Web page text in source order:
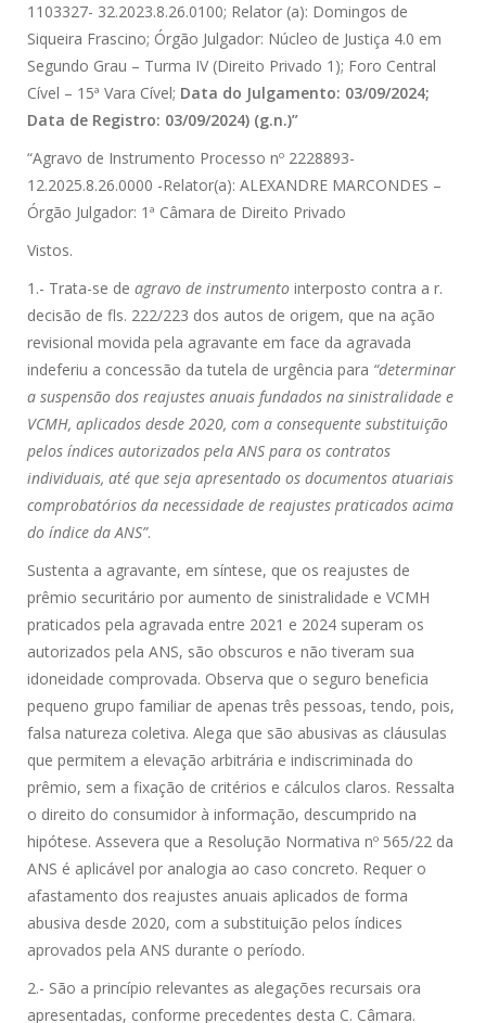
1103327- 32.2023.8.26.0100; Relator (a): Domingos de
Siqueira Frascino; Órgão Julgador: Núcleo de Justiça 4.0 em
Segundo Grau – Turma IV (Direito Privado 1); Foro Central
Cível – 15ª Vara Cível; Data do Julgamento: 03/09/2024;
Data de Registro: 03/09/2024) (g.n.)”
“Agravo de Instrumento Processo nº 2228893-
12.2025.8.26.0000 -Relator(a): ALEXANDRE MARCONDES –
Órgão Julgador: 1ª Câmara de Direito Privado
Vistos.
1.- Trata-se de agravo de instrumento interposto contra a r.
decisão de fls. 222/223 dos autos de origem, que na ação
revisional movida pela agravante em face da agravada
indeferiu a concessão da tutela de urgência para “determinar
a suspensão dos reajustes anuais fundados na sinistralidade e
VCMH, aplicados desde 2020, com a consequente substituição
pelos índices autorizados pela ANS para os contratos
individuais, até que seja apresentado os documentos atuariais
comprobatórios da necessidade de reajustes praticados acima
do índice da ANS”.
Sustenta a agravante, em síntese, que os reajustes de
prêmio securitário por aumento de sinistralidade e VCMH
praticados pela agravada entre 2021 e 2024 superam os
autorizados pela ANS, são obscuros e não tiveram sua
idoneidade comprovada. Observa que o seguro beneficia
pequeno grupo familiar de apenas três pessoas, tendo, pois,
falsa natureza coletiva. Alega que são abusivas as cláusulas
que permitem a elevação arbitrária e indiscriminada do
prêmio, sem a fixação de critérios e cálculos claros. Ressalta
o direito do consumidor à informação, descumprido na
hipótese. Assevera que a Resolução Normativa nº 565/22 da
ANS é aplicável por analogia ao caso concreto. Requer o
afastamento dos reajustes anuais aplicados de forma
abusiva desde 2020, com a substituição pelos índices
aprovados pela ANS durante o período.
2.- São a princípio relevantes as alegações recursais ora
apresentadas, conforme precedentes desta C. Câmara.